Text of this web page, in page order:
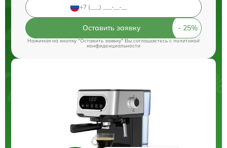
Оставить заявку
Нажимая на кнопку "Оставить заявку" Вы соглашаетесь cполитикой
конфиденциальности